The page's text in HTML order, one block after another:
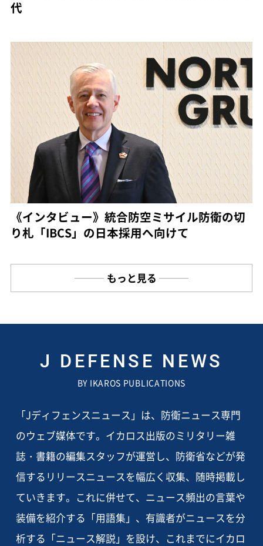
代
《インタビュー》統合防空ミサイル防衛の切
り札「IBCS」の日本採用へ向けて
もっと見る
J DEFENSE NEWS
BY IKAROS PUBLICATIONS
「Jディフェンスニュース」は、防衛ニュース専門
のウェブ媒体です。イカロス出版のミリタリー雑
誌・書籍の編集スタッフが運営し、防衛省などが発
信するリリースニュースを幅広く収集、随時掲載し
ていきます。これに併せて、ニュース頻出の言葉や
装備を紹介する「用語集」、有識者がニュースを分
析する「ニュース解説」を設け、これまでにイカロ